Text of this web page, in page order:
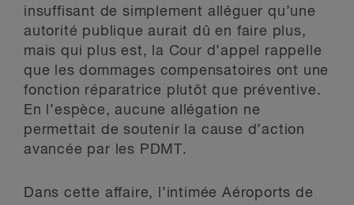
insuffisant de simplement alléguer qu’une
autorité publique aurait dû en faire plus,
mais qui plus est, la Cour d’appel rappelle
que les dommages compensatoires ont une
fonction réparatrice plutôt que préventive.
En l’espèce, aucune allégation ne
permettait de soutenir la cause d’action
avancée par les PDMT.
Dans cette affaire, l’intimée Aéroports de